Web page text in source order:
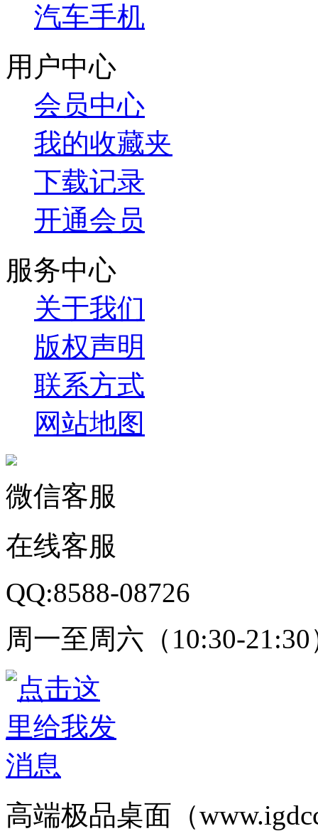
汽车手机
用户中心
会员中心
我的收藏夹
下载记录
开通会员
服务中心
关于我们
版权声明
联系方式
网站地图
微信客服
在线客服
QQ:8588-08726
周一至周六（10:30-21:30
高端极品桌面（